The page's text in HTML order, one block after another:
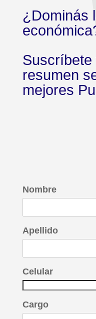
¿Dominás
Suscríbete
resumen
mejores
Nombre
Apellido
Celular
Cargo